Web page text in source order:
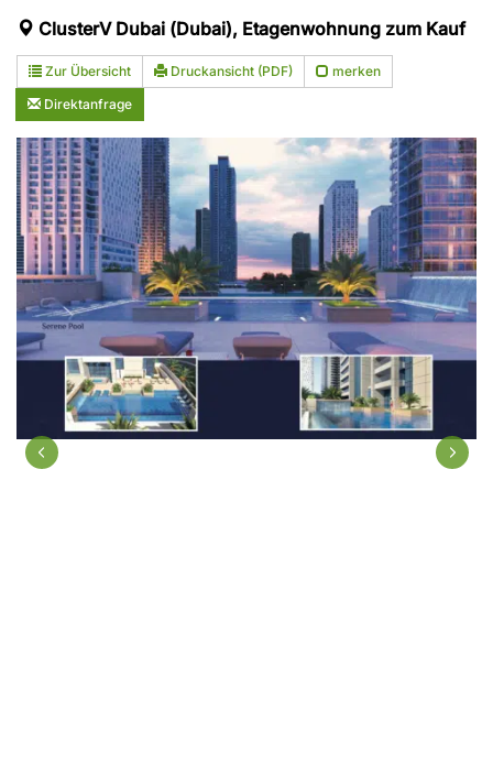
ClusterV Dubai (Dubai), Etagenwohnung zum Kauf
Zur Übersicht Druckansicht (PDF)
merken
Direktanfrage